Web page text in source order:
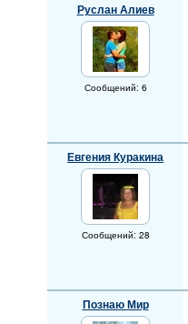
Руслан Алиев
Сообщений: 6
Евгения Куракина
Сообщений: 28
Познаю Мир